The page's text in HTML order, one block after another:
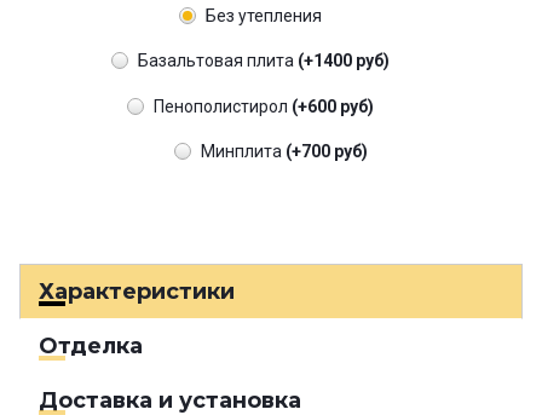
Без утепления
Базальтовая плита (+1400 руб)
Пенополистирол (+600 руб)
Минплита (+700 руб)
Характеристики
Отделка
Доставка и установка